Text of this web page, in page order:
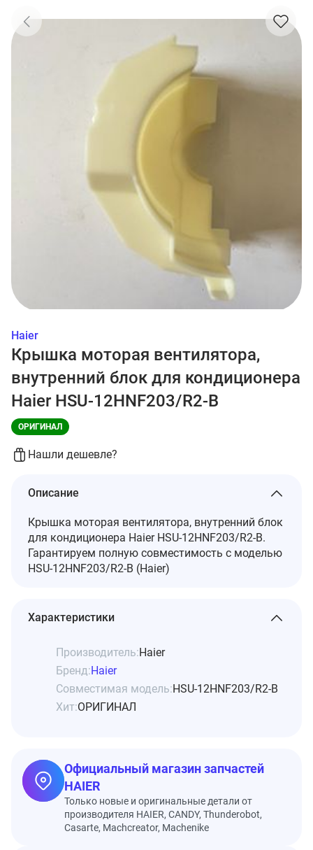
Haier
Крышка моторая вентилятора,
внутренний блок для кондиционера
Haier HSU-12HNF203/R2-B
ОРИГИНАЛ
Нашли дешевле?
Описание
Крышка моторая вентилятора, внутренний блок
для кондиционера Haier HSU-12HNF203/R2-B.
Гарантируем полную совместимость с моделью
HSU-12HNF203/R2-B (Haier)
Характеристики
Производитель:Haier
Бренд:Haier
Совместимая модель:HSU-12HNF203/R2-B
Хит:ОРИГИНАЛ
Официальный магазин запчастей
HAIER
Только новые и оригинальные детали от
производителя HAIER, CANDY, Thunderobot,
Casarte, Machcreator, Machenike